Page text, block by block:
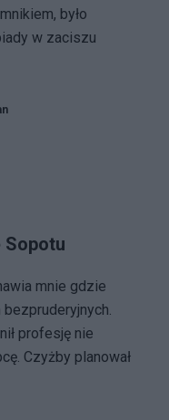
było
w zaciszu
Sopotu
mnie gdzie
profesję nie
Czyżby planował